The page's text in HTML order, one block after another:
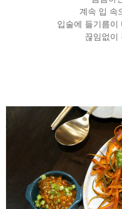
계속 입 속
입술에 들기름이
끊임없이